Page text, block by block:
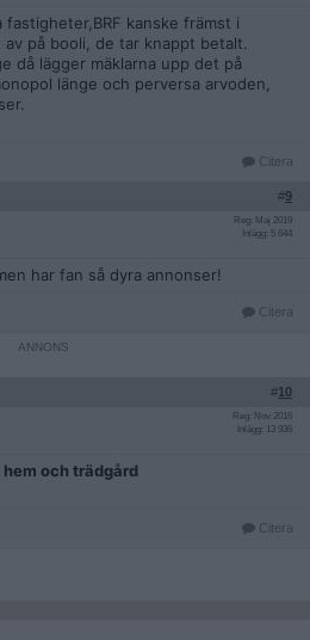
kanske främst i
på booli, de tar knappt betalt.
då lägger mäklarna upp det på
länge och perversa arvoden,
Citera
#9
Reg: Maj 2019
Inlägg: 5 644
har fan så dyra annonser!
Citera
#10
Reg: Nov 2016
Inlägg: 13 936
och trädgård
Citera